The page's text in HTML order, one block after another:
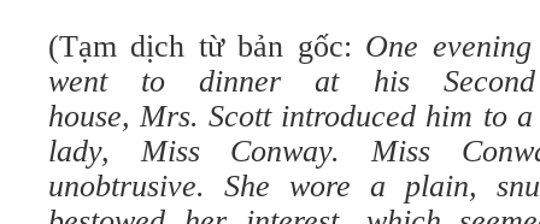
(Tạm dịch từ bản gốc: One
went to dinner at his Second
house, Mrs. Scott introduced him to
lady, Miss Conway. Miss
unobtrusive. She wore a plain,